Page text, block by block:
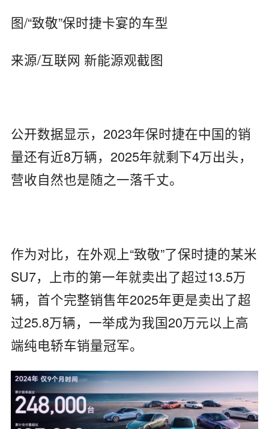
图/“致敬”保时捷卡宴的车型
来源/互联网 新能源观截图
公开数据显示，2023年保时捷在中国的销
量还有近8万辆，2025年就剩下4万出头，
营收自然也是随之一落千丈。
作为对比，在外观上“致敬”了保时捷的某米
SU7，上市的第一年就卖出了超过13.5万
辆，首个完整销售年2025年更是卖出了超
过25.8万辆，一举成为我国20万元以上高
端纯电轿车销量冠军。